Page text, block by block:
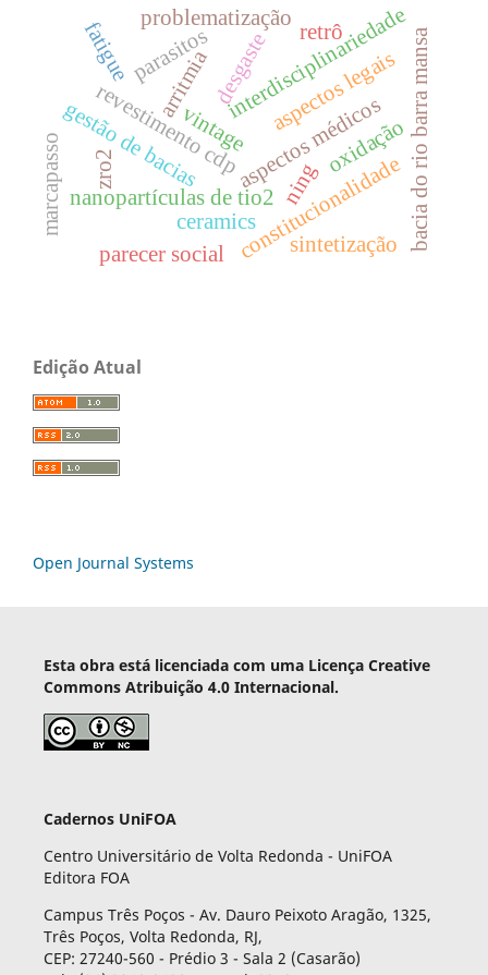
nanopartículas de tio2 ning
constitucionalidade
aspectos legais
aspectos médicos
interdisciplinariedade
desgaste
revestimento cdp
vintage
retrô
arritmia
gestão de bacias bacia do rio barra mansa
sintetização
problematização
parasitos
marcapasso ceramics
zro2
fatigue
parecer social
oxidação
Edição Atual
Open Journal Systems
Esta obra está licenciada com uma Licença Creative
Commons Atribuição 4.0 Internacional.
Cadernos UniFOA
Centro Universitário de Volta Redonda - UniFOA
Editora FOA
Campus Três Poços - Av. Dauro Peixoto Aragão, 1325,
Três Poços, Volta Redonda, RJ,
CEP: 27240-560 - Prédio 3 - Sala 2 (Casarão)